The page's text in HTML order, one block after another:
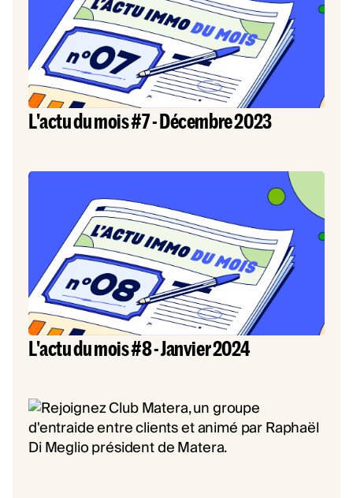
L'actu du mois #7 - Décembre 2023
L'actu du mois #8 - Janvier 2024